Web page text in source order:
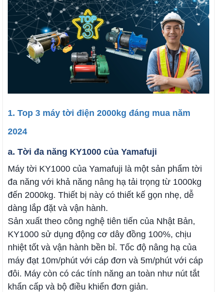
1. Top 3 máy tời điện 2000kg đáng mua năm
2024
a. Tời đa năng KY1000 của Yamafuji
Máy tời KY1000 của Yamafuji là một sản phẩm tời
đa năng với khả năng nâng hạ tải trọng từ 1000kg
đến 2000kg. Thiết bị này có thiết kế gọn nhẹ, dễ
dàng lắp đặt và vận hành.
Sản xuất theo công nghệ tiên tiến của Nhật Bản,
KY1000 sử dụng động cơ dây đồng 100%, chịu
nhiệt tốt và vận hành bền bỉ. Tốc độ nâng hạ của
máy đạt 10m/phút với cáp đơn và 5m/phút với cáp
đôi. Máy còn có các tính năng an toàn như nút tắt
khẩn cấp và bộ điều khiển đơn giản.